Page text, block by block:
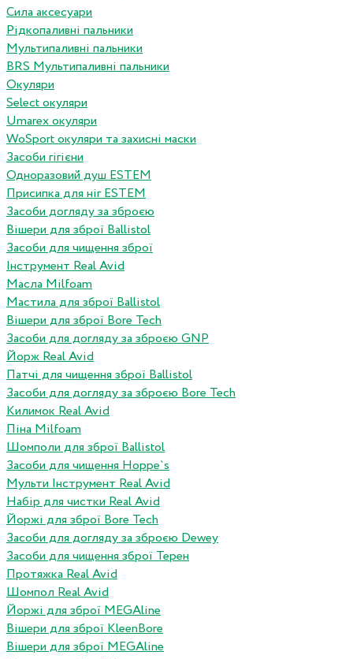
Сила аксесуари
Рідкопаливні пальники
Мультипаливні пальники
BRS Мультипаливні пальники
Окуляри
Select окуляри
Umarex окуляри
WoSport окуляри та захисні маски
Засоби гігієни
Одноразовий душ ESTEM
Присипка для ніг ESTEM
Засоби догляду за зброєю
Вішери для зброї Ballistol
Засоби для чищення зброї
Інструмент Real Avid
Масла Milfoam
Мастила для зброї Ballistol
Вішери для зброї Bore Tech
Засоби для догляду за зброєю GNP
Йорж Real Avid
Патчі для чищення зброї Ballistol
Засоби для догляду за зброєю Bore Tech
Килимок Real Avid
Піна Milfoam
Шомполи для зброї Ballistol
Засоби для чищення Hoppe`s
Мульти Інструмент Real Avid
Набір для чистки Real Avid
Йоржі для зброї Bore Tech
Засоби для догляду за зброєю Dewey
Засоби для чищення зброї Терен
Протяжка Real Avid
Шомпол Real Avid
Йоржі для зброї MEGAline
Вішери для зброї KleenBore
Вішери для зброї MEGAline